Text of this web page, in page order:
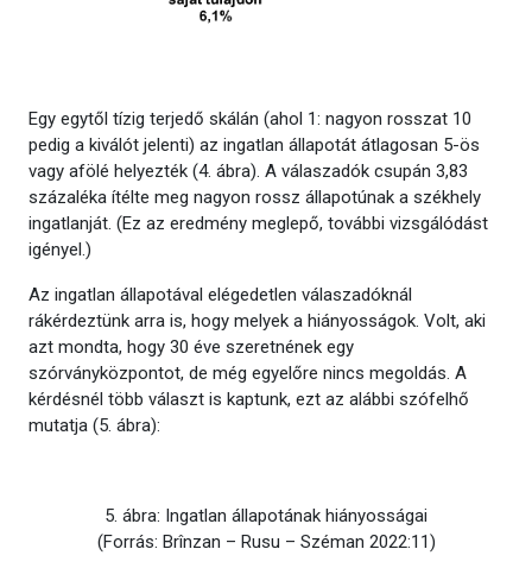
Egy egytől tízig terjedő skálán (ahol 1: nagyon rosszat 10
pedig a kiválót jelenti) az ingatlan állapotát átlagosan 5-ös
vagy afölé helyezték (4. ábra). A válaszadók csupán 3,83
százaléka ítélte meg nagyon rossz állapotúnak a székhely
ingatlanját. (Ez az eredmény meglepő, további vizsgálódást
igényel.)
Az ingatlan állapotával elégedetlen válaszadóknál
rákérdeztünk arra is, hogy melyek a hiányosságok. Volt, aki
azt mondta, hogy 30 éve szeretnének egy
szórványközpontot, de még egyelőre nincs megoldás. A
kérdésnél több választ is kaptunk, ezt az alábbi szófelhő
mutatja (5. ábra):
5. ábra: Ingatlan állapotának hiányosságai
(Forrás: Brînzan – Rusu – Széman 2022:11)